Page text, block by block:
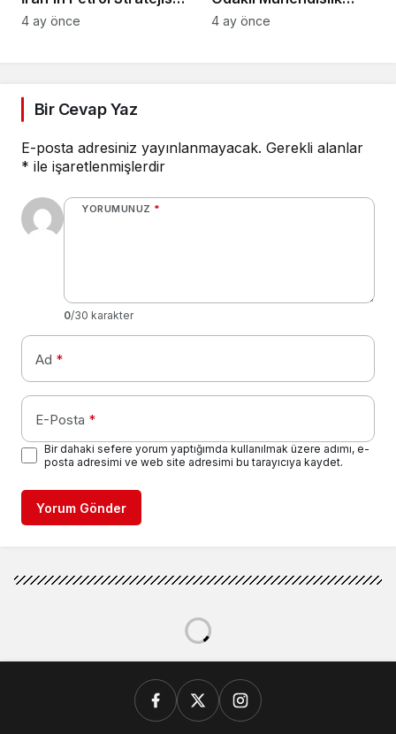
Üretim 15 Gün İçinde
4 ay önce
Yaklaşımı Isınma
4 ay önce
Bir Cevap Yaz
E-posta adresiniz yayınlanmayacak. Gerekli alanlar
* ile işaretlenmişlerdir
YORUMUNUZ *
0/30 karakter
Ad *
E-Posta *
Bir dahaki sefere yorum yaptığımda kullanılmak üzere adımı, e-
posta adresimi ve web site adresimi bu tarayıcıya kaydet.
Yorum Gönder